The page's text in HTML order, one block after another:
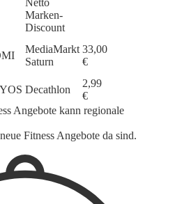
Netto
Marken-
Discount
MediaMarkt
Saturn
33,00
€
Decathlon
2,99
€
Angebote kann regionale
Fitness Angebote da sind.